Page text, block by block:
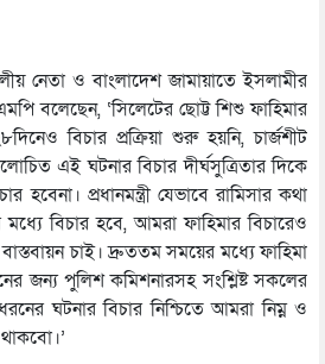
নেতা ও বাংলাদেশ জামায়াতে ইসলামীর
বলেছেন, ‘সিলেটের ছোট্ট শিশু ফাহিমার
বিচার প্রক্রিয়া শুরু হয়নি, চার্জশীট
এই ঘটনার বিচার দীর্ঘসুত্রিতার দিকে
প্রধানমন্ত্রী যেভাবে রামিসার কথা
বিচার হবে, আমরা ফাহিমার বিচারেও
চাই। দ্রুততম সময়ের মধ্যে ফাহিমা
জন্য পুলিশ কমিশনারসহ সংশ্লিষ্ট সকলের
ঘটনার বিচার নিশ্চিতে আমরা নিম্ন ও